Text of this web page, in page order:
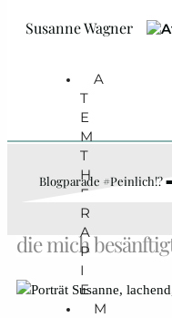
Zum Hauptinhalt
Susanne Wagner
A
T
E
M
T
H
E
R
A
P
I
E
M
Blogparade #Peinlich!?
3 Gewürze, die
die mich